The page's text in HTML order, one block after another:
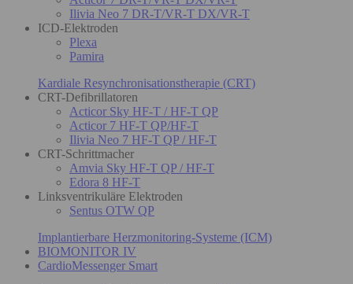
Ilivia Neo 7 DR-T/VR-T DX/VR-T
ICD-Elektroden
Plexa
Pamira
Kardiale Resynchronisationstherapie (CRT)
CRT-Defibrillatoren
Acticor Sky HF-T / HF-T QP
Acticor 7 HF-T QP/HF-T
Ilivia Neo 7 HF-T QP / HF-T
CRT-Schrittmacher
Amvia Sky HF-T QP / HF-T
Edora 8 HF-T
Linksventrikuläre Elektroden
Sentus OTW QP
Implantierbare Herzmonitoring-Systeme (ICM)
BIOMONITOR IV
CardioMessenger Smart